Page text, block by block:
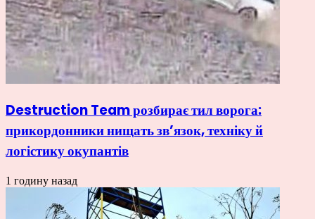
Destruction Team розбирає тил ворога:
прикордонники нищать зв’язок, техніку й
логістику окупантів
1 годину назад